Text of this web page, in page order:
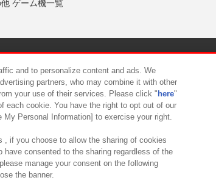
ゲーム機一覧
について カスタマーハラスメント対応方針
and to personalize content and ads. We
partners, who may combine it with other
your use of their services. Please click " here"
each cookie. You have the right to opt out of our
Personal Information] to exercise your right.
, if you choose to allow the sharing of cookies
have consented to the sharing regardless of the
manage your consent on the following
the banner.